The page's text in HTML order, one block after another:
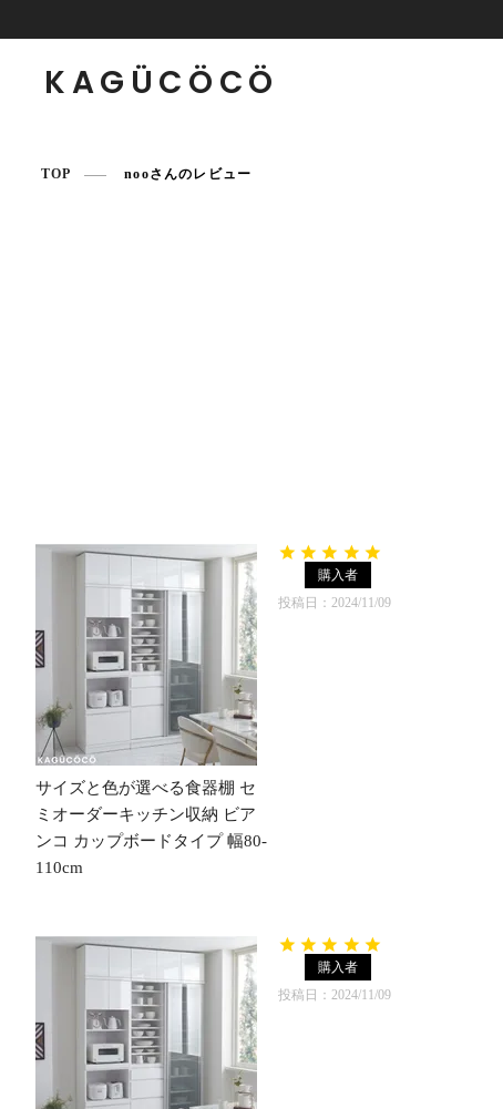
KAGÜCÖCÖ
TOP nooさんのレビュー
サイズと色が選べる食器棚 セ
ミオーダーキッチン収納 ビア
ンコ カップボードタイプ 幅80-
110cm
購入者
投稿日
2024/11/09
購入者
投稿日
2024/11/09